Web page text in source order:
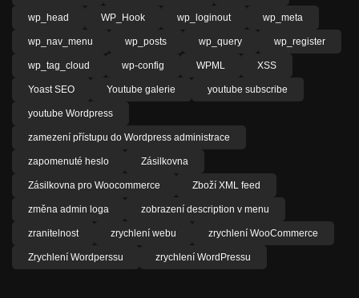
wp_head WP_Hook wp_loginout wp_meta
wp_nav_menu wp_posts wp_query wp_register
wp_tag_cloud wp-config WPML XSS
Yoast SEO Youtube galerie youtube subscribe
youtube Wordpress
zamezení přístupu do Wordpress administrace
zapomenuté heslo Zásilkovna
Zásilkovna pro Woocommerce Zboží XML feed
změna admin loga zobrazení description v menu
zranitelnost zrychlení webu zrychlení WooCommerce
Zrychlení Wordperssu zrychlení WordPressu